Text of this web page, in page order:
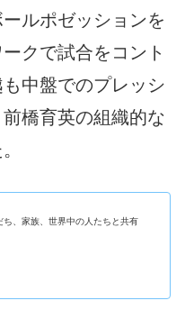
ルポゼッションを
クで試合をコント
中盤でのプレッシ
橋育英の組織的な
ち、家族、世界中の人たちと共有